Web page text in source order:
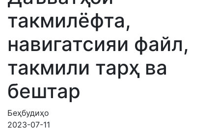
такмилёфта,
навигатсияи файл,
такмили тарҳ ва
бештар
Беҳбудиҳо
2023-07-11